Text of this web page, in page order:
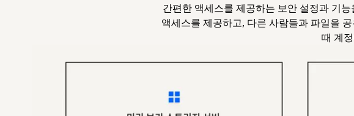
간편한 액세스를 제공하는 보안 설정과 기
액세스를 제공하고, 다른 사람들과 파일을
때 계